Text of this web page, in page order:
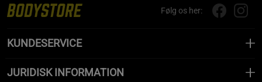
Følg os her:
KUNDESERVICE
JURIDISK INFORMATION